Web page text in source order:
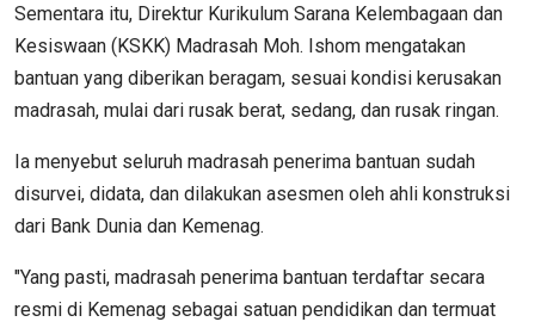
Sementara itu, Direktur Kurikulum Sarana Kelembagaan dan
Kesiswaan (KSKK) Madrasah Moh. Ishom mengatakan
bantuan yang diberikan beragam, sesuai kondisi kerusakan
madrasah, mulai dari rusak berat, sedang, dan rusak ringan.
Ia menyebut seluruh madrasah penerima bantuan sudah
disurvei, didata, dan dilakukan asesmen oleh ahli konstruksi
dari Bank Dunia dan Kemenag.
"Yang pasti, madrasah penerima bantuan terdaftar secara
resmi di Kemenag sebagai satuan pendidikan dan termuat